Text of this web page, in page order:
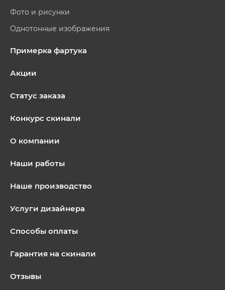
Фото и рисунки
Однотонные изображения
Примерка фартука
Акции
Статус заказа
Конкурс скинали
О компании
Наши работы
Наше производство
Услуги дизайнера
Способы оплаты
Гарантия на скинали
Отзывы